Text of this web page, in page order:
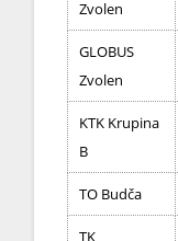
Zvolen
GLOBUS
Zvolen
KTK Krupina
B
TO Budča
TK